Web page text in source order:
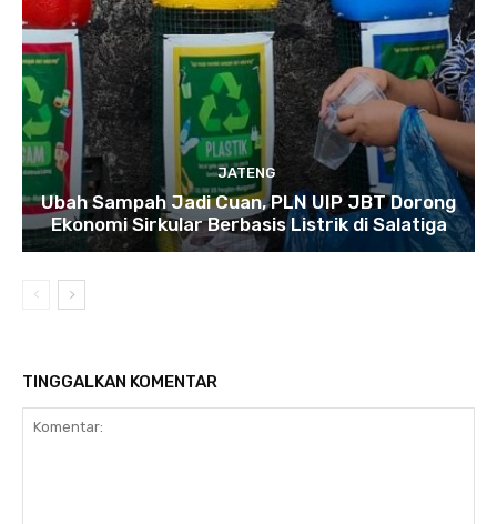
JATENG
Ubah Sampah Jadi Cuan, PLN UIP JBT Dorong
Ekonomi Sirkular Berbasis Listrik di Salatiga
TINGGALKAN KOMENTAR